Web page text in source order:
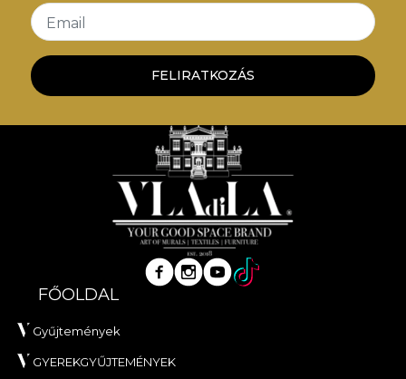
Email
FELIRATKOZÁS
FŐOLDAL
Gyűjtemények
GYEREKGYŰJTEMÉNYEK